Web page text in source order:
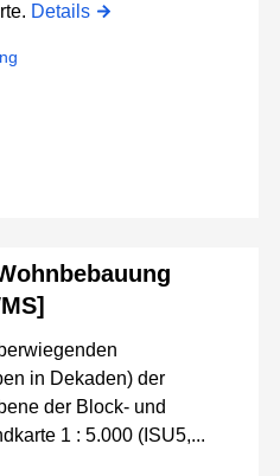
Details
in Dekaden) der
der Block- und
1 : 5.000 (ISU5,...